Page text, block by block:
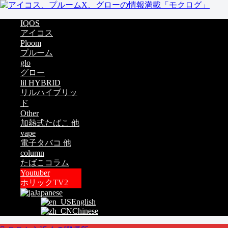
IQOS
アイコス
Ploom
プルーム
glo
グロー
lil HYBRID
リルハイブリッ
ド
Other
加熱式たばこ 他
vape
電子タバコ 他
column
たばこコラム
Youtuber
ホリックTV2
Japanese
English
Chinese